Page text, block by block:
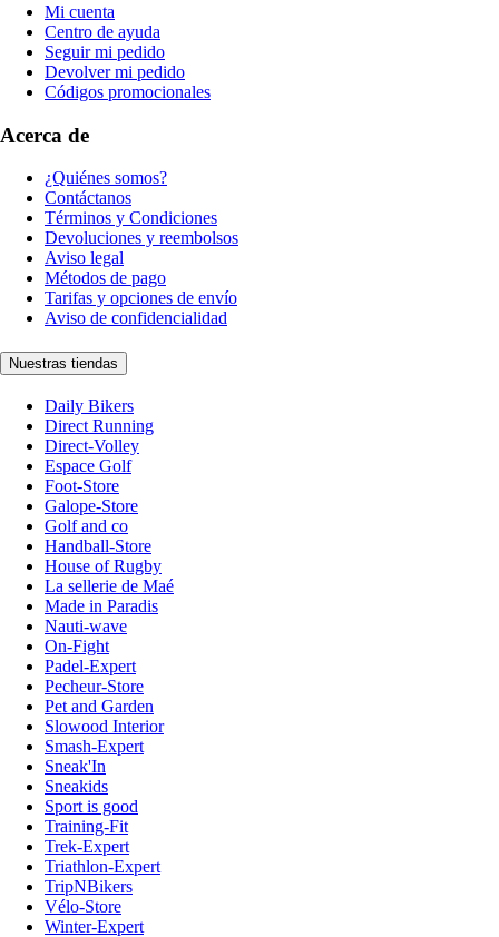
Mi cuenta
Centro de ayuda
Seguir mi pedido
Devolver mi pedido
Códigos promocionales
Acerca de
¿Quiénes somos?
Contáctanos
Términos y Condiciones
Devoluciones y reembolsos
Aviso legal
Métodos de pago
Tarifas y opciones de envío
Aviso de confidencialidad
Nuestras tiendas
Daily Bikers
Direct Running
Direct-Volley
Espace Golf
Foot-Store
Galope-Store
Golf and co
Handball-Store
House of Rugby
La sellerie de Maé
Made in Paradis
Nauti-wave
On-Fight
Padel-Expert
Pecheur-Store
Pet and Garden
Slowood Interior
Smash-Expert
Sneak'In
Sneakids
Sport is good
Training-Fit
Trek-Expert
Triathlon-Expert
TripNBikers
Vélo-Store
Winter-Expert